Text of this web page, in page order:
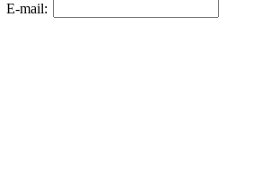
E-mail: